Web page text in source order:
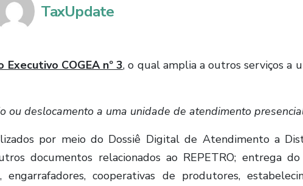
TaxUpdate
COGEA nº 3, o qual amplia a outros serviços a
deslocamento a uma unidade de atendimento
por meio do Dossiê Digital de Atendimento a
documentos relacionados ao REPETRO; entrega
cooperativas de produtores,